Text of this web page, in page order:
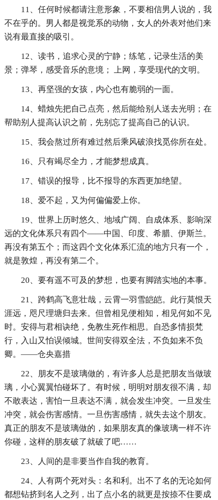
11、任何时候都请注意形象，不要相信男人说的，我
不在乎的。男人都是视觉系的动物，女人的外表对他们来
说有最直接的吸引。
12、读书，追求心灵的宁静；练笔，记录生活的美
景；弹琴，感受音乐的意境； 上网，享受现代的文明。
13、再坚强的女孩，内心也有脆弱的一面。
14、蜡烛先把自己点亮，然后能给别人送去光明；在
帮助别人提高认识之前，先别忘了提高自己的认识。
15、我会熬过所有难过然后乘风破浪找觅你所在处。
16、只有竭尽全力，才能梦想成真。
17、错误的报导，比不报导的东西更加绝望。
18、爱不起，又为何偏偏爱上你。
19、世界上历时悠久、地域广阔、自成体系、影响深
远的文化体系只有四个——中国、印度、希腊、伊斯兰。
再没有第五个；而这四个文化体系汇流的地方只有一个，
就是敦煌，再没有第二个。
20、要有遥不可及的梦想，也要有脚踏实地的本事。
21、跨鹤高飞意壮哉，云霄一羽雪皑皑。此行莫恨天
涯远，咫尺理塘归去来。但曾相见便相知，相见何如不见
时。安得与君相诀绝，免教生死作相思。自恐多情损梵
行，入山又怕误倾城。世间安得双全法，不负如来不负
卿。——仓央嘉措
22、朋友不是玻璃做的，有许多人总是把朋友当做玻
璃，小心翼翼怕碰坏了。有时候，明明对朋友很不满，却
不敢表达，害怕一旦表达不满，就会发生冲突。一旦发生
冲突，就会伤害感情。一旦伤害感情，就失去这个朋友。
真正的朋友不是玻璃做的，如果朋友真的像玻璃一样不许
你碰，这样的朋友破了就破了吧……
23、人间的是非要当作自我的教育。
24、人有两个死对头：名和利。出不了名的无论如何
都想钻挤到名人之列，出了点小名的就更是按捺不住要成